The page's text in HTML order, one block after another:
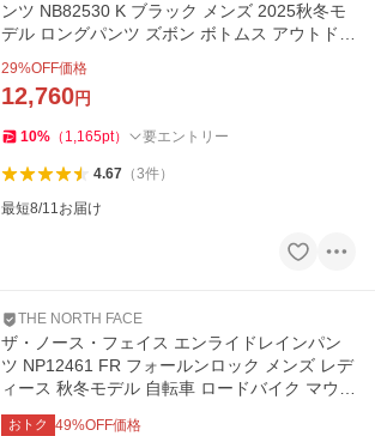
ンツ NB82530 K ブラック メンズ 2025秋冬モ
デル ロングパンツ ズボン ボトムス アウトドア
29%OFF価格
12,760円
10% （ 1,165pt） 要エントリー
4.67（3件）
最短8/11お届け
THE NORTH FACE
ザ・ノース・フェイス エンライドレインパン
ツ NP12461 FR フォールンロック メンズ レデ
ィース 秋冬モデル 自転車 ロードバイク マウン
テンバイク
おトク 49%OFF価格